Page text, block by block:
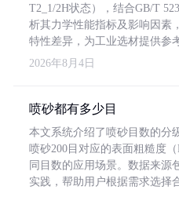
T2_1/2H状态），结合GB/T
析其力学性能指标及影响因素
特性差异，为工业选材提供参
2026年8月4日
喷砂都有多少目
本文系统介绍了喷砂目数的分
喷砂200目对应的表面粗糙度
同目数的应用场景。数据来源
实践，帮助用户根据需求选择